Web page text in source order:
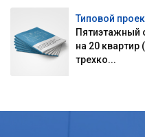
Типовой
Пятиэтажный
на 20
трехко...